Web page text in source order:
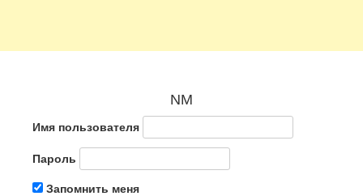
NM
Имя пользователя
Пароль
Запомнить меня